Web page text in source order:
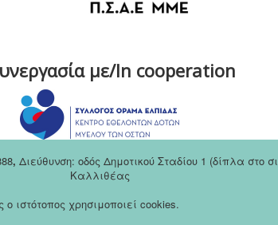
με/In cooperation
, Διεύθυνση: οδός Δημοτικού Σταδίου 1 (δίπλα
Καλλιθέας
ιστότοπος χρησιμοποιεί cookies.